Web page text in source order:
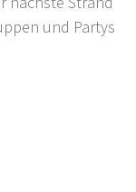
und Partys
im zentralen
die
Istriens